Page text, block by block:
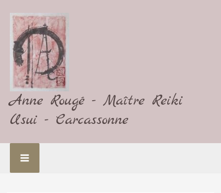
contenu
Anne Rougé - Maître Reiki
Usui - Carcassonne